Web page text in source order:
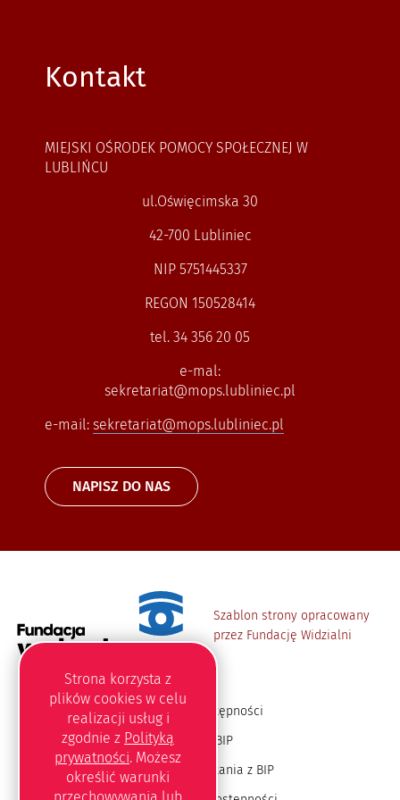
Strona korzysta z
plików cookies w celu
realizacji usług i
zgodnie z Polityką
prywatności. Możesz
określić warunki
Kontakt
MIEJSKI OŚRODEK POMOCY SPOŁECZNEJ W
LUBLIŃCU
ul.Oświęcimska 30
42-700 Lubliniec
NIP 5751445337
REGON 150528414
tel. 34 356 20 05
e-mal:
sekretariat@mops.lubliniec.pl
e-mail: sekretariat@mops.lubliniec.pl
NAPISZ DO NAS
Szablon strony opracowany
przez Fundację Widzialni
Deklaracja dostępności
Redakcja BIP
Instrukcja korzystania z BIP